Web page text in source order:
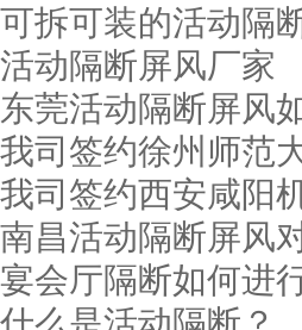
东莞鸿业机械厂
可拆可装的活动隔
活动隔断屏风厂家
东莞活动隔断屏风
我司签约徐州师范
我司签约西安咸阳
南昌活动隔断屏风
宴会厅隔断如何进